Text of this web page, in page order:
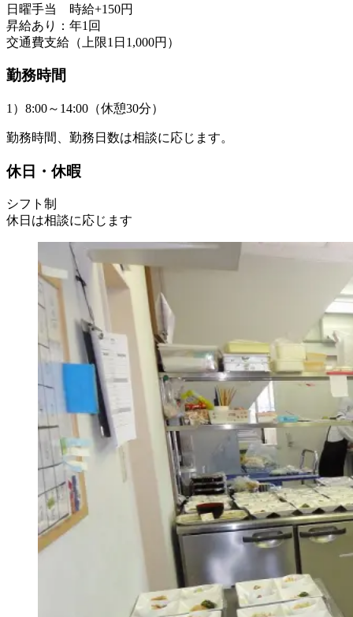
日曜手当 時給+150円
昇給あり：年1回
交通費支給（上限1日1,000円）
勤務時間
1）8:00～14:00（休憩30分）
勤務時間、勤務日数は相談に応じます。
休日・休暇
シフト制
休日は相談に応じます